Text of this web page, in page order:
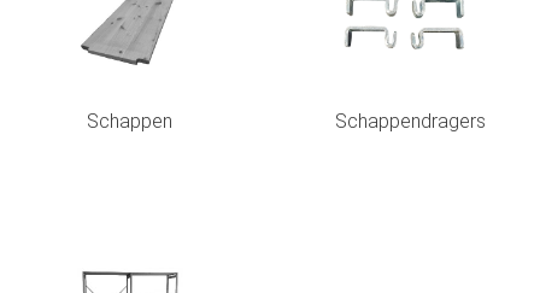
Schappen Schappendragers